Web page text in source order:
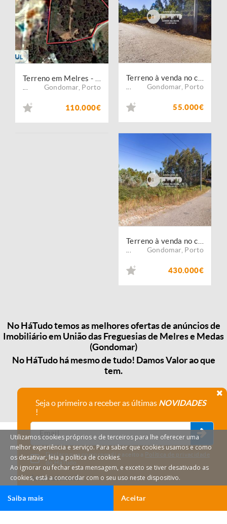
Gondomar, Porto
110.000€
Gondomar, Porto
55.000€
Gondomar, Porto
430.000€
No HáTudo temos as melhores ofertas de anúncios de
Imobiliário em União das Freguesias de Melres e Medas
(Gondomar)
No HáTudo há mesmo de tudo! Damos Valor ao que
tem.
Seja o primeiro a receber as últimas NOVIDADES
!
Declaro que compreendi e aceito a Política de privacidade
do HáTudo.
Anular subscrição
Utilizamos cookies próprios e de terceiros para lhe oferecer uma
melhor experiência e serviço. Para saber que cookies usamos e como
os desativar, leia a política de cookies.
Ao ignorar ou fechar esta mensagem, e exceto se tiver desativado as
cookies, está a concordar com o seu uso neste dispositivo.
Aceitar
Saiba mais